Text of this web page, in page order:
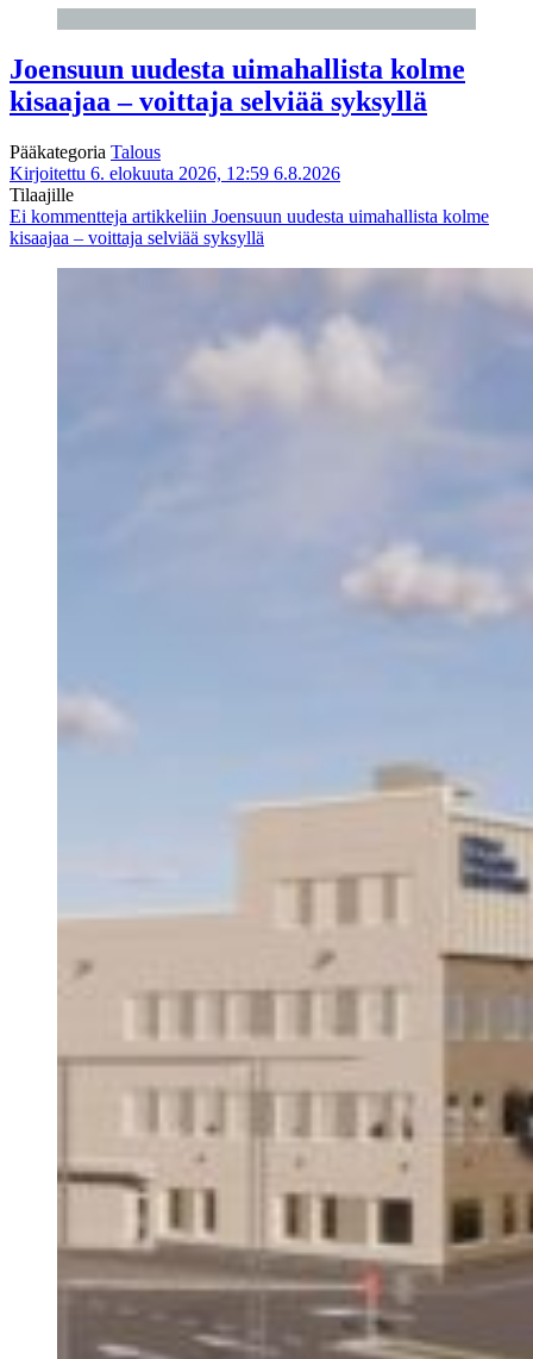
Joensuun uudesta uimahallista kolme
kisaajaa – voittaja selviää syksyllä
Pääkategoria Talous
Kirjoitettu 6. elokuuta 2026, 12:59 6.8.2026
Tilaajille
Ei kommentteja artikkeliin Joensuun uudesta uimahallista kolme
kisaajaa – voittaja selviää syksyllä